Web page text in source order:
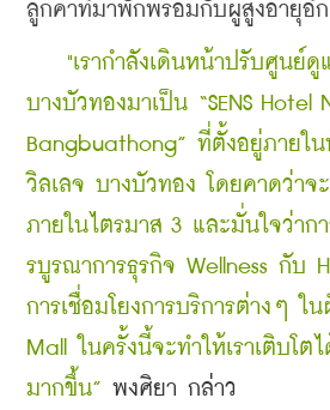
ลูกค้าที่มาพักพร้อมกับผู้สูงอายุอี
"เรากำลังเดินหน้าปรับศูนย์ดู
บางบัวทองมาเป็น “SENS Hotel
Bangbuathong” ที่ตั้งอยู่ภายใ
วิลเลจ บางบัวทอง โดยคาดว่าจ
ภายในไตรมาส 3 และมั่นใจว่าก
รบูรณาการธุรกิจ Wellness กับ
การเชื่อมโยงการบริการต่างๆ ใ
Mall ในครั้งนี้จะทำให้เราเติบโต
มากขึ้น” พงศิยา กล่าว